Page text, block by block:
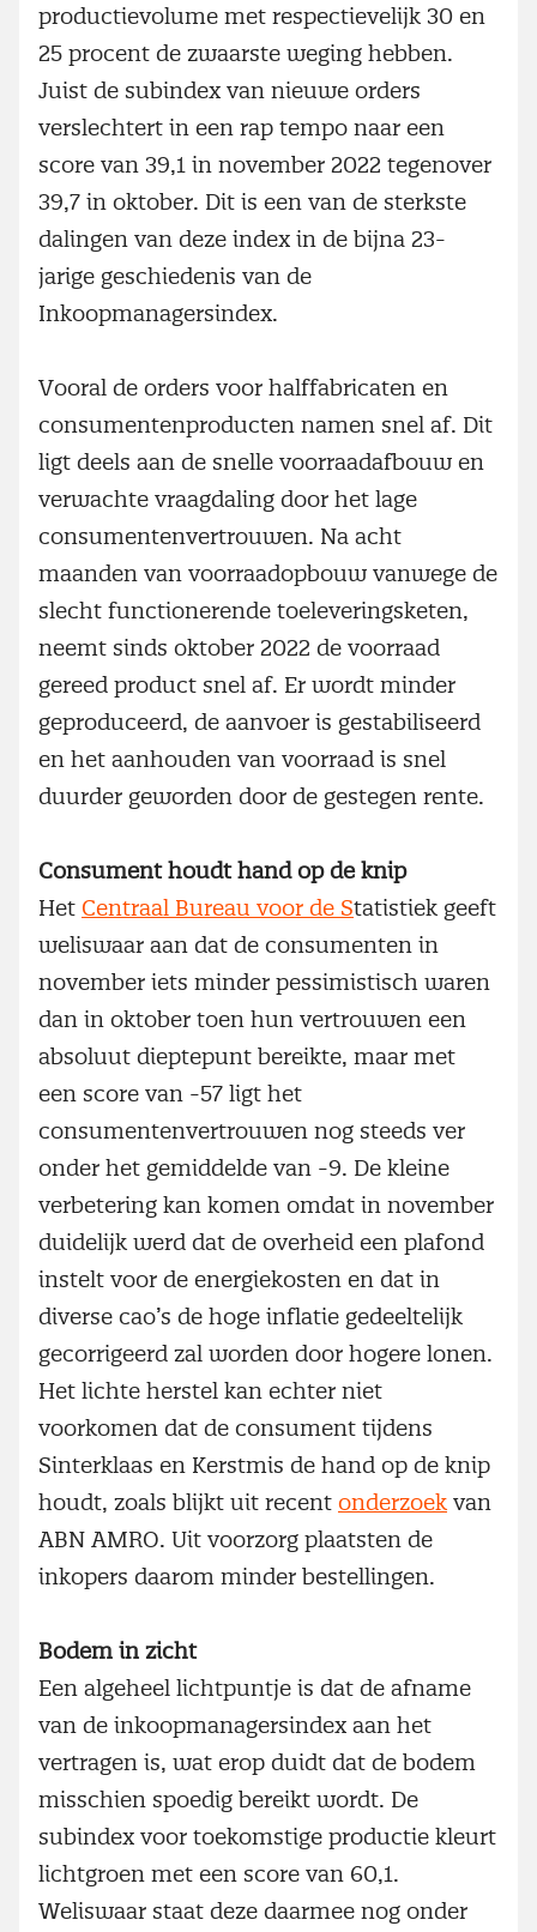
productievolume met respectievelijk 30 en
25 procent de zwaarste weging hebben.
Juist de subindex van nieuwe orders
verslechtert in een rap tempo naar een
score van 39,1 in november 2022 tegenover
39,7 in oktober. Dit is een van de sterkste
dalingen van deze index in de bijna 23-
jarige geschiedenis van de
Inkoopmanagersindex.
Vooral de orders voor halffabricaten en
consumentenproducten namen snel af. Dit
ligt deels aan de snelle voorraadafbouw en
verwachte vraagdaling door het lage
consumentenvertrouwen. Na acht
maanden van voorraadopbouw vanwege de
slecht functionerende toeleveringsketen,
neemt sinds oktober 2022 de voorraad
gereed product snel af. Er wordt minder
geproduceerd, de aanvoer is gestabiliseerd
en het aanhouden van voorraad is snel
duurder geworden door de gestegen rente.
Consument houdt hand op de knip
Het Centraal Bureau voor de Statistiek geeft
weliswaar aan dat de consumenten in
november iets minder pessimistisch waren
dan in oktober toen hun vertrouwen een
absoluut dieptepunt bereikte, maar met
een score van ­-57 ligt het
consumentenvertrouwen nog steeds ver
onder het gemiddelde van -9. De kleine
verbetering kan komen omdat in november
duidelijk werd dat de overheid een plafond
instelt voor de energiekosten en dat in
diverse cao’s de hoge inflatie gedeeltelijk
gecorrigeerd zal worden door hogere lonen.
Het lichte herstel kan echter niet
voorkomen dat de consument tijdens
Sinterklaas en Kerstmis de hand op de knip
houdt, zoals blijkt uit recent onderzoek van
ABN AMRO. Uit voorzorg plaatsten de
inkopers daarom minder bestellingen.
Bodem in zicht
Een algeheel lichtpuntje is dat de afname
van de inkoopmanagersindex aan het
vertragen is, wat erop duidt dat de bodem
misschien spoedig bereikt wordt. De
subindex voor toekomstige productie kleurt
lichtgroen met een score van 60,1.
Weliswaar staat deze daarmee nog onder